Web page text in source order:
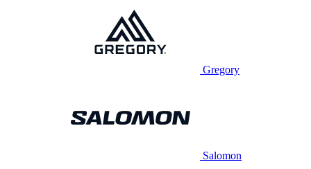
Gregory
Salomon